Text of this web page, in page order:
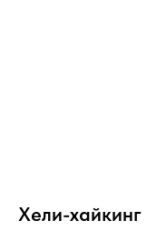
Хели-хайкинг